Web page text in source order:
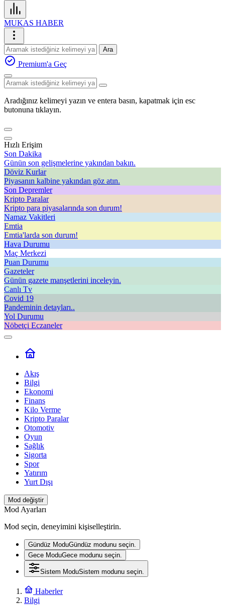
MUKAS HABER
Ara
Premium'a Geç
Aradığınız kelimeyi yazın ve entera basın, kapatmak için esc
butonuna tıklayın.
Hızlı Erişim
Son Dakika
Günün son gelişmelerine yakından bakın.
Döviz Kurlar
Piyasanın kalbine yakından göz atın.
Son Depremler
Kripto Paralar
Kripto para piyasalarında son durum!
Namaz Vakitleri
Emtia
Emtia'larda son durum!
Hava Durumu
Maç Merkezi
Puan Durumu
Gazeteler
Günün gazete manşetlerini inceleyin.
Canlı Tv
Covid 19
Pandeminin detayları..
Yol Durumu
Nöbetçi Eczaneler
Akış
Bilgi
Ekonomi
Finans
Kilo Verme
Kripto Paralar
Otomotiv
Oyun
Sağlık
Sigorta
Spor
Yatırım
Yurt Dışı
Mod değiştir
Mod Ayarları
Mod seçin, deneyimini kişiselleştirin.
Gündüz ModuGündüz modunu seçin.
Gece ModuGece modunu seçin.
Sistem ModuSistem modunu seçin.
Haberler
Bilgi